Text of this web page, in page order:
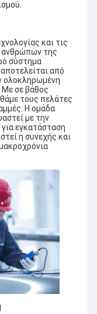
και τις
ανθρώπων της
σύστημα
από
ολοκληρωμένη
Με σε βάθος
τους πελάτες
Η ομάδα
με την
εγκατάσταση
η συνεχής και